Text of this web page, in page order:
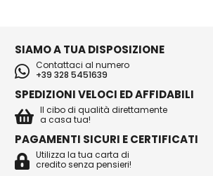
SIAMO A TUA DISPOSIZIONE
Contattaci al numero
+39 328 5451639
SPEDIZIONI VELOCI ED AFFIDABILI
Il cibo di qualità direttamente
a casa tua!
PAGAMENTI SICURI E CERTIFICATI
Utilizza la tua carta di
credito senza pensieri!